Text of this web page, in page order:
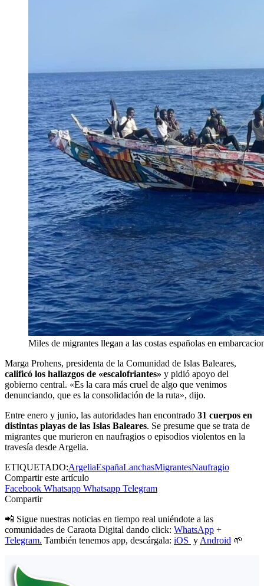
Miles de migrantes llegan a las costas españolas en
Marga Prohens, presidenta de la Comunidad de Islas Baleares,
calificó los hallazgos de «escalofriantes» y pidió apoyo del
gobierno central. «Es la cara más cruel de algo que venimos
denunciando, que es la consolidación de la ruta», dijo.
Entre enero y junio, las autoridades han encontrado 31 cuerpos en
distintas playas de las Islas Baleares. Se presume que se trata de
migrantes que murieron en naufragios o episodios violentos en la
travesía desde Argelia.
ETIQUETADO:ArgeliaEspañaLanchasMigrantesNaufragio
Compartir este artículo
Facebook Whatsapp Whatsapp Telegram
Compartir
📲 Sigue nuestras noticias en tiempo real uniéndote a las
comunidades de Caraota Digital dando click: WhatsApp +
Telegram. También tenemos app, descárgala: iOS y Android 🌱